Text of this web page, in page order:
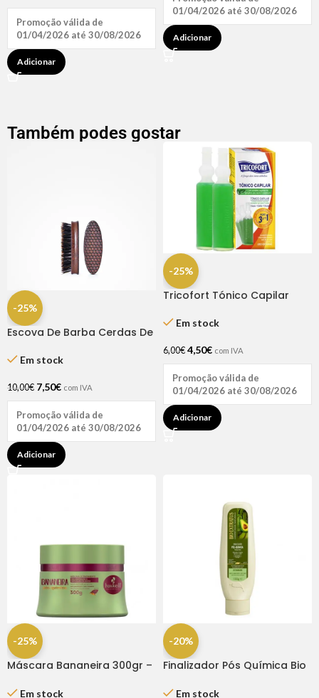
Promoção válida de
01/04/2026 até 30/08/2026
Adicionar
01/04/2026 até 30/08/2026
Adicionar
Também podes gostar
-25%
Escova De Barba Cerdas De
Em stock
10,00€ 7,50€ com IVA
Promoção válida de
01/04/2026 até 30/08/2026
Adicionar
-25%
Tricofort Tónico Capilar
Em stock
6,00€ 4,50€ com IVA
Promoção válida de
01/04/2026 até 30/08/2026
Adicionar
-25%
Máscara Bananeira 300gr –
Em stock
-20%
Finalizador Pós Química Bio
Em stock